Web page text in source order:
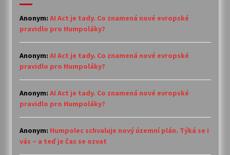
Anonym: AI Act je tady. Co znamená nové evropské
pravidlo pro Humpoláky?
Anonym: AI Act je tady. Co znamená nové evropské
pravidlo pro Humpoláky?
Anonym: AI Act je tady. Co znamená nové evropské
pravidlo pro Humpoláky?
Anonym: Humpolec schvaluje nový územní plán. Týká se i
vás – a teď je čas se ozvat